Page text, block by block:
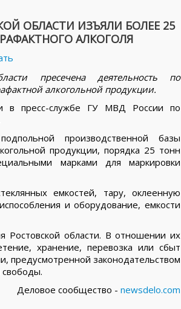
ОБЛАСТИ ИЗЪЯЛИ БОЛЕЕ 25
АЛКОГОЛЯ
пресечена деятельность по
алкогольной продукции.
в пресс-службе ГУ МВД России по
производственной базы
продукции, порядка 25 тонн
марками для маркировки
емкостей, тару, оклеенную
и оборудование, емкости
Ростовской области. В отношении их
хранение, перевозка или сбыт
предусмотренной законодательством
Деловое сообщество - newsdelo.com